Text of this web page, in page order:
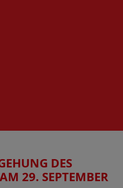
DES
29. SEPTEMBER